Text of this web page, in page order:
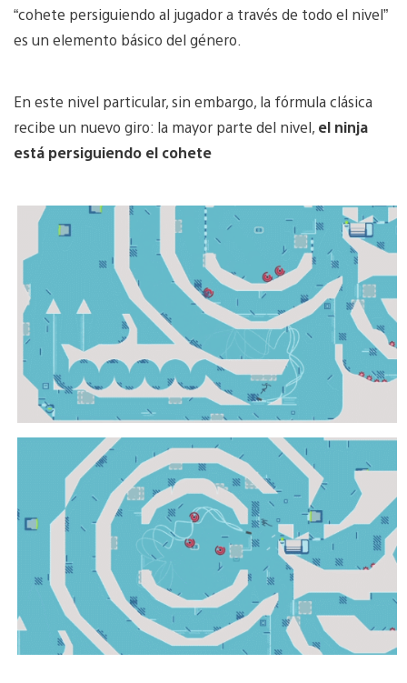
“cohete persiguiendo al jugador a través de todo el nivel”
es un elemento básico del género.
En este nivel particular, sin embargo, la fórmula clásica
recibe un nuevo giro: la mayor parte del nivel, el ninja
está persiguiendo el cohete